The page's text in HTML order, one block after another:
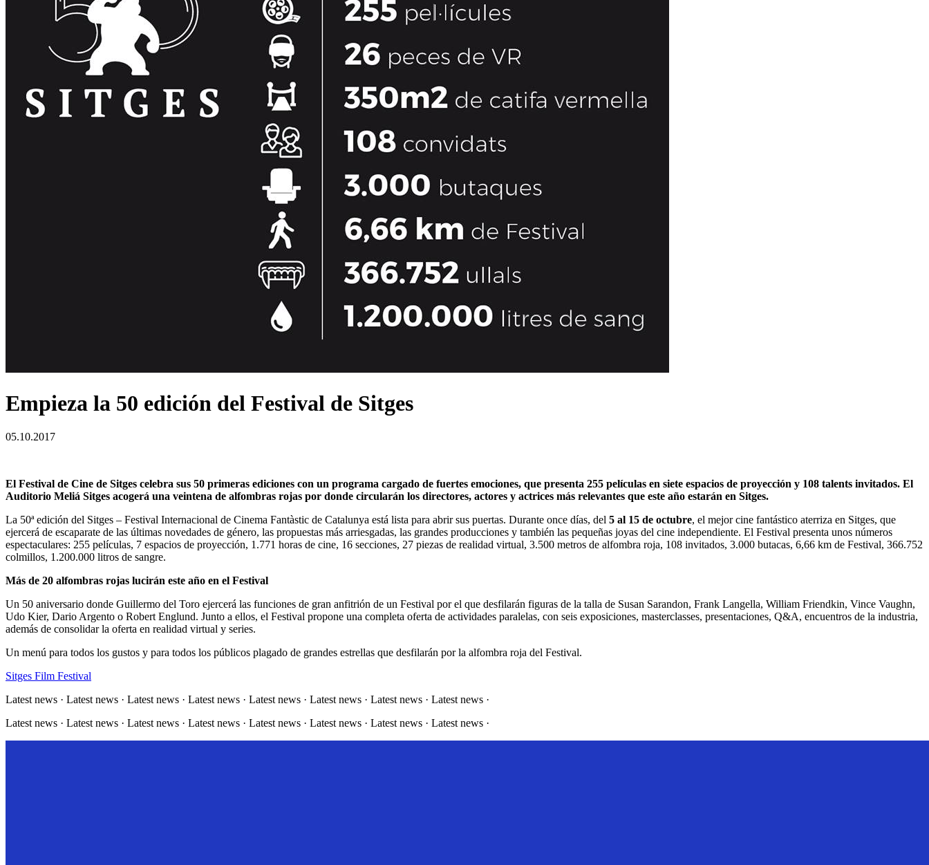
Empieza la 50 edición del Festival de Sitges
05.10.2017
El Festival de Cine de Sitges celebra sus 50 primeras ediciones con un programa cargado de fuertes emociones, que presenta 255 películas en siete espacios de proyección y 108 talents invitados. El
Auditorio Meliá Sitges acogerá una veintena de alfombras rojas por donde circularán los directores, actores y actrices más relevantes que este año estarán en Sitges.
La 50ª edición del Sitges – Festival Internacional de Cinema Fantàstic de Catalunya está lista para abrir sus puertas. Durante once días, del 5 al 15 de octubre, el mejor cine fantástico aterriza en Sitges, que
ejercerá de escaparate de las últimas novedades de género, las propuestas más arriesgadas, las grandes producciones y también las pequeñas joyas del cine independiente. El Festival presenta unos números
espectaculares: 255 películas, 7 espacios de proyección, 1.771 horas de cine, 16 secciones, 27 piezas de realidad virtual, 3.500 metros de alfombra roja, 108 invitados, 3.000 butacas, 6,66 km de Festival, 366.752
colmillos, 1.200.000 litros de sangre.
Más de 20 alfombras rojas lucirán este año en el Festival
Un 50 aniversario donde Guillermo del Toro ejercerá las funciones de gran anfitrión de un Festival por el que desfilarán figuras de la talla de Susan Sarandon, Frank Langella, William Friendkin, Vince Vaughn,
Udo Kier, Dario Argento o Robert Englund. Junto a ellos, el Festival propone una completa oferta de actividades paralelas, con seis exposiciones, masterclasses, presentaciones, Q&A, encuentros de la industria,
además de consolidar la oferta en realidad virtual y series.
Un menú para todos los gustos y para todos los públicos plagado de grandes estrellas que desfilarán por la alfombra roja del Festival.
Sitges Film Festival
Latest news · Latest news · Latest news · Latest news · Latest news · Latest news · Latest news · Latest news ·
Latest news · Latest news · Latest news · Latest news · Latest news · Latest news · Latest news · Latest news ·